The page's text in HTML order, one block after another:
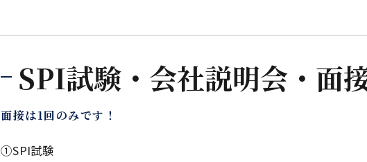
SPI試験・会社説明会・面
面接は1回のみです！
①SPI試験